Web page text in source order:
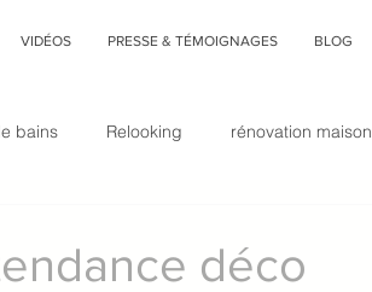
VIDÉOS PRESSE & TÉMOIGNAGES BLOG
bains Relooking rénovation maison
déco